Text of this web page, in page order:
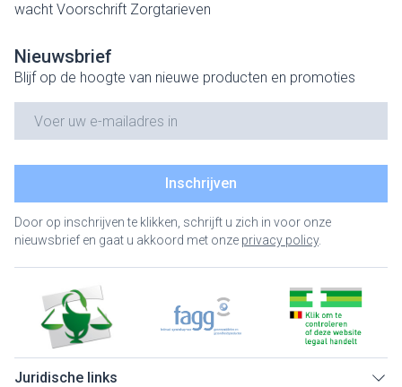
wacht Voorschrift Zorgtarieven
Nieuwsbrief
Blijf op de hoogte van nieuwe producten en promoties
Inschrijven
Door op inschrijven te klikken, schrijft u zich in voor onze
nieuwsbrief en gaat u akkoord met onze privacy policy.
Juridische links